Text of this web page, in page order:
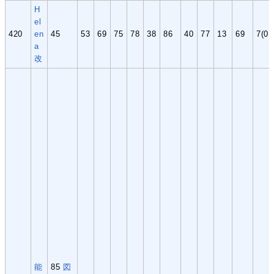
420
H
el
en
a
改
45 53 69 75 78 38 86 40 77 13 69
能
85 図